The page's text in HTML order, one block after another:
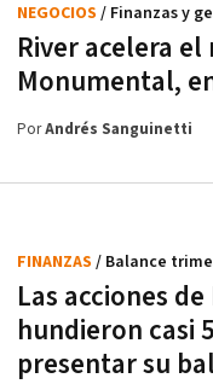
River acelera
Monumental,
NEGOCIOS / Finanzas y
PorAndrés Sanguinetti
Las acciones
hundieron casi
presentar su
FINANZAS / Balance